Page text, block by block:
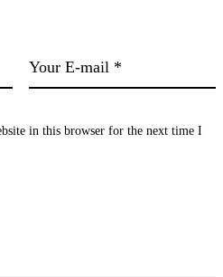
in this browser for the next time I